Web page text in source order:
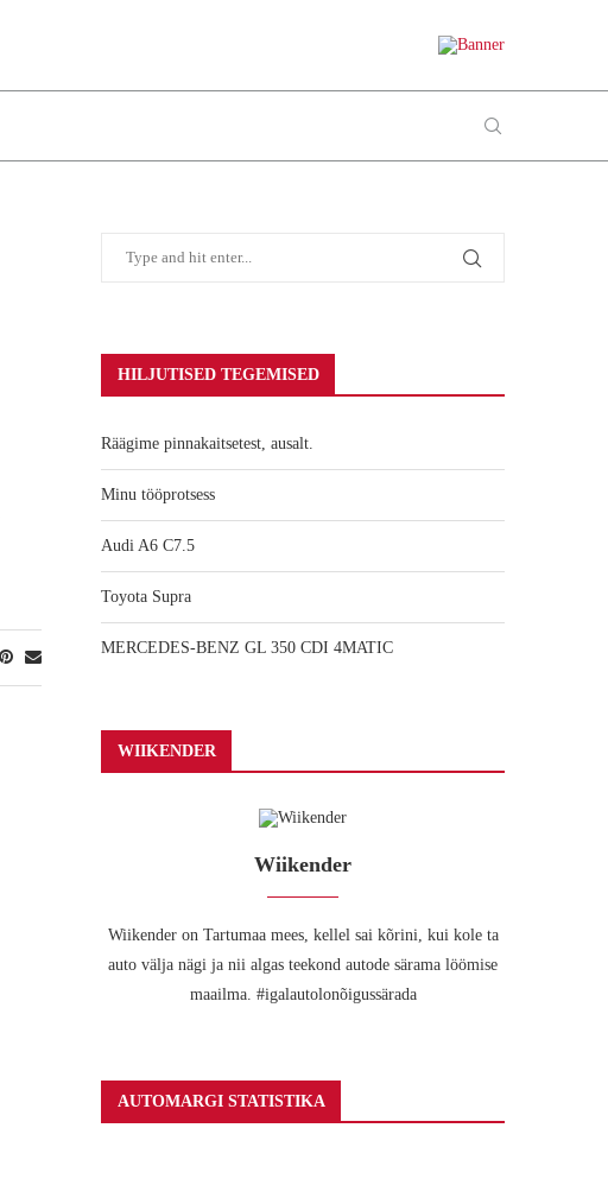
HILJUTISED TEGEMISED
Räägime pinnakaitsetest, ausalt.
Minu tööprotsess
Audi A6 C7.5
Toyota Supra
MERCEDES-BENZ GL 350 CDI 4MATIC
WIIKENDER
Wiikender
Wiikender on Tartumaa mees, kellel sai kõrini, kui kole ta
auto välja nägi ja nii algas teekond autode särama löömise
maailma. #igalautolonõigussärada
AUTOMARGI STATISTIKA